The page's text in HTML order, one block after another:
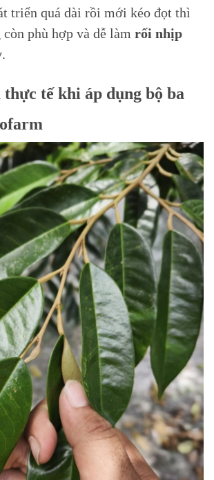
triển quá dài rồi mới kéo đọt thì
phù hợp và dễ làm rối nhịp
.
tế khi áp dụng bộ ba